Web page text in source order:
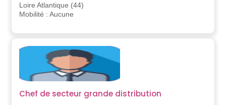
Loire Atlantique (44)
Mobilité : Aucune
Chef de secteur grande distribution